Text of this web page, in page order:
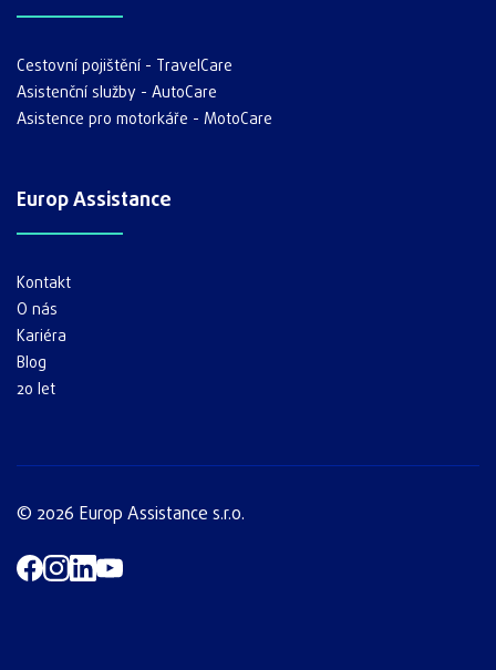
Cestovní pojištění - TravelCare
Asistenční služby - AutoCare
Asistence pro motorkáře - MotoCare
Europ Assistance
Kontakt
O nás
Kariéra
Blog
20 let
© 2026 Europ Assistance s.r.o.